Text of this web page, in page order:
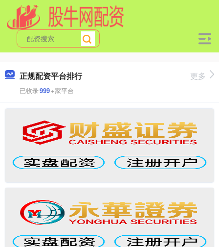
正规配资平台排行
已收录999+家平台
更多